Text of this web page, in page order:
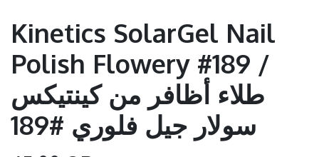
Kinetics SolarGel Nail
Polish Flowery #189 /
طلاء أظافر من كينتيكس
سولار جيل فلوري #189